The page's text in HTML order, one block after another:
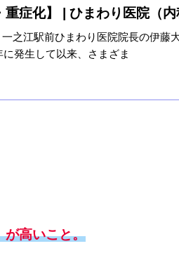
重症化】 | ひまわり医院（内
之江駅前ひまわり医院院長の伊藤
に発生して以来、さまざま
が高いこと。